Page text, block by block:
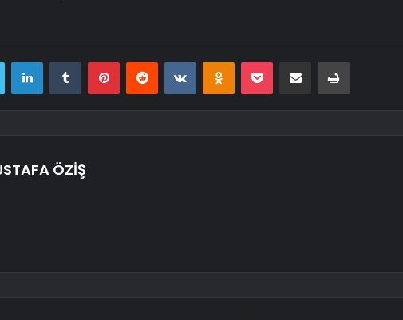
Twitter LinkedInTumblr PinterestReddit VKontakteOdnoklassniki
Pocket E-Posta ile paylaş Yazdır
ÖZİŞ